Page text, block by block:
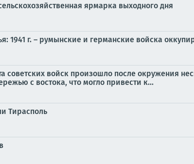
ярмарка выходного дня
1941 г. – румынские и германские войска
войск произошло после окружения
с востока, что могло привести к...
Тирасполь